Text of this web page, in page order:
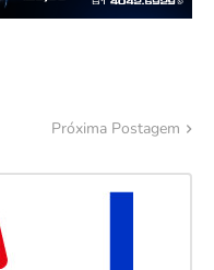
Próxima Postagem